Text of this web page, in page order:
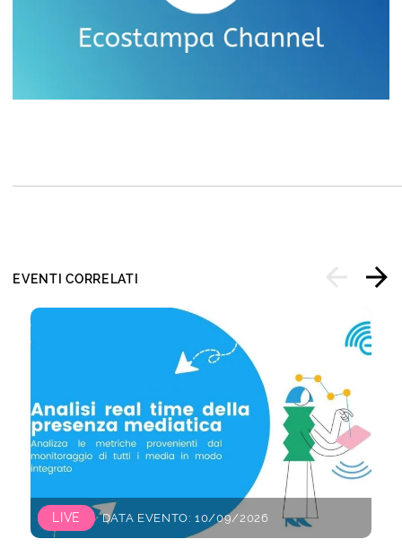
EVENTI CORRELATI
LIVE DATA EVENTO: 10/09/2026